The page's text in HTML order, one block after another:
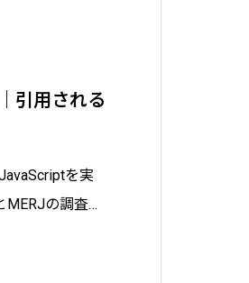
引用される
を実
の調査デ